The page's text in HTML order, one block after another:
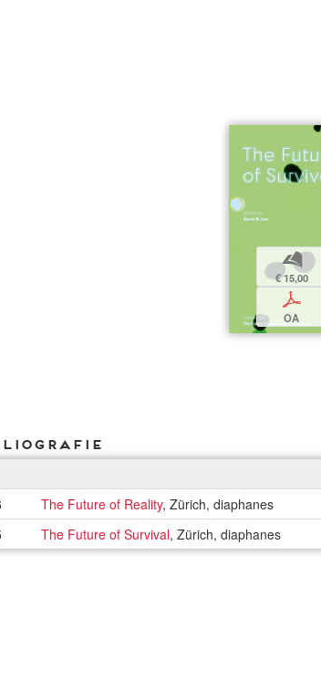
b
€ 15,00
p
OA
The Future of Reality, Zürich, diaphanes
The Future of Survival, Zürich, diaphanes